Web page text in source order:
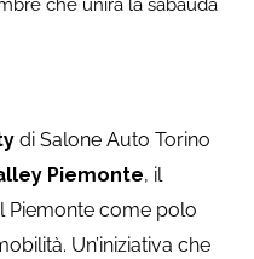
che unirà la sabauda
di Salone Auto Torino
Piemonte, il
Piemonte come polo
Un’iniziativa che